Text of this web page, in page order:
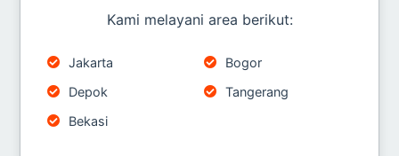
Kami melayani area berikut:
Jakarta
Bogor
Depok
Tangerang
Bekasi